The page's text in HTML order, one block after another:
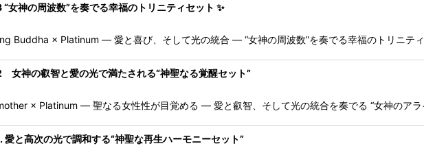
女神の周波数”を奏でる幸福のトリニティセット ✨
Buddha × Platinum ― 愛と喜び、そして光の統合 ― “女神の周波数”を奏でる幸福のトリニテ
女神の叡智と愛の光で満たされる“神聖なる覚醒セット”
× Platinum ― 聖なる女性性が目覚める ― 愛と叡智、そして光の統合を奏でる “女神のアラ
と高次の光で調和する“神聖な再生ハーモニーセット”